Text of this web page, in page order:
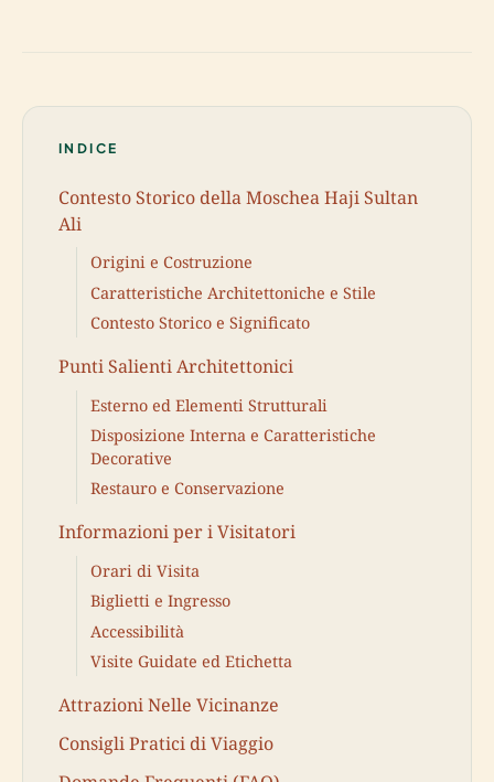
INDICE
Contesto Storico della Moschea Haji Sultan
Ali
Origini e Costruzione
Caratteristiche Architettoniche e Stile
Contesto Storico e Significato
Punti Salienti Architettonici
Esterno ed Elementi Strutturali
Disposizione Interna e Caratteristiche
Decorative
Restauro e Conservazione
Informazioni per i Visitatori
Orari di Visita
Biglietti e Ingresso
Accessibilità
Visite Guidate ed Etichetta
Attrazioni Nelle Vicinanze
Consigli Pratici di Viaggio